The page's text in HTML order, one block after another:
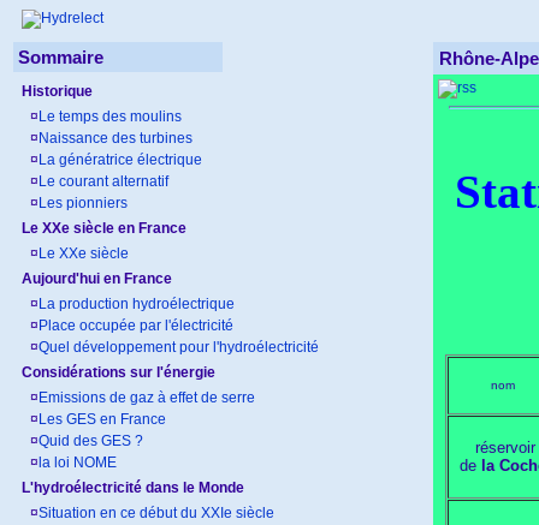
Sommaire
Historique
¤ Le temps des moulins
¤ Naissance des turbines
¤ La génératrice électrique
¤ Le courant alternatif
¤ Les pionniers
Le XXe siècle en France
¤ Le XXe siècle
Aujourd'hui en France
¤ La production hydroélectrique
¤ Place occupée par l'électricité
¤Quel développement pour l'hydroélectricité
Considérations sur l'énergie
¤ Emissions de gaz à effet de serre
¤ Les GES en France
¤Quid des GES ?
¤ la loi NOME
L'hydroélectricité dans le Monde
¤Situation en ce début du XXIe siècle
Rhône-
nom
réservoir
de la